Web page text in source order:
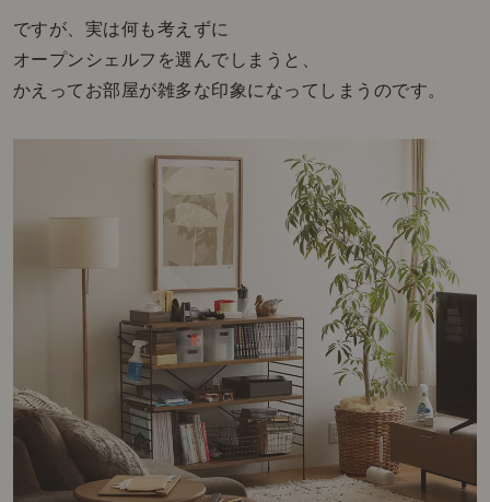
ですが、実は何も考えずに
オープンシェルフを選んでしまうと、
かえってお部屋が雑多な印象になってしまうのです。